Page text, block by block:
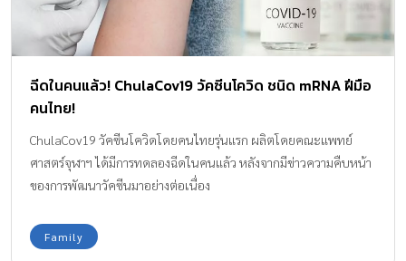
ฉีดในคนแล้ว! ChulaCov19 วัคซีนโควิด ชนิด mRNA ฝีมือ
คนไทย!
ChulaCov19 วัคซีนโควิดโดยคนไทยรุ่นแรก ผลิตโดยคณะแพทย์
ศาสตร์จุฬาฯ ได้มีการทดลองฉีดในคนแล้ว หลังจากมีข่าวความคืบหน้า
ของการพัฒนาวัคซีนมาอย่างต่อเนื่อง
Family